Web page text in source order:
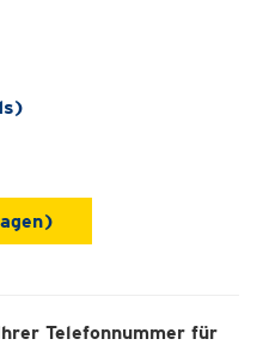
Telefonnummer für